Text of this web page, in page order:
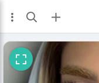
ثبت آگهی